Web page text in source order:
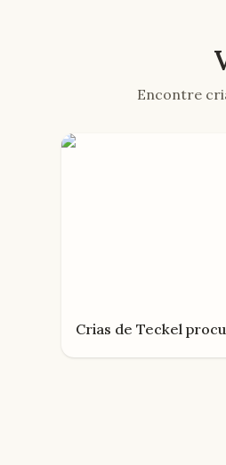
Encontre
Crias de Teckel